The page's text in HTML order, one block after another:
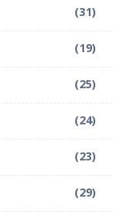
(31)
(19)
(25)
(24)
(23)
(29)